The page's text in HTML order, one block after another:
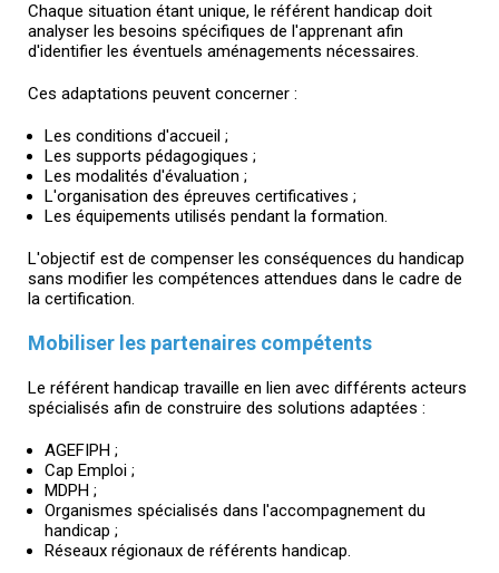
Chaque situation étant unique, le référent handicap doit
analyser les besoins spécifiques de l'apprenant afin
d'identifier les éventuels aménagements nécessaires.
Ces adaptations peuvent concerner :
Les conditions d'accueil ;
Les supports pédagogiques ;
Les modalités d'évaluation ;
L'organisation des épreuves certificatives ;
Les équipements utilisés pendant la formation.
L'objectif est de compenser les conséquences du handicap
sans modifier les compétences attendues dans le cadre de
la certification.
Mobiliser les partenaires compétents
Le référent handicap travaille en lien avec différents acteurs
spécialisés afin de construire des solutions adaptées :
AGEFIPH ;
Cap Emploi ;
MDPH ;
Organismes spécialisés dans l'accompagnement du
handicap ;
Réseaux régionaux de référents handicap.